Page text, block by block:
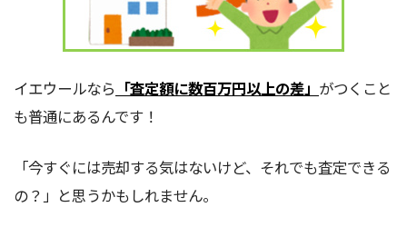
イエウールなら 「査定額に数百万円以上の差」 がつくこと
も普通にあるんです！
「今すぐには売却する気はないけど、それでも査定できる
の？」と思うかもしれません。